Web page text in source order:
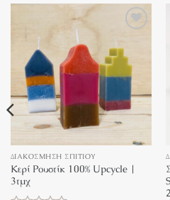
Πρόσθήκη
στην λίστα
επιθυμιών
ΔΙΑΚΌΣΜΗΣΗ ΣΠΙΤΙΟΎ
Κερί Ρουστίκ 100% Upcycle |
3τμχ